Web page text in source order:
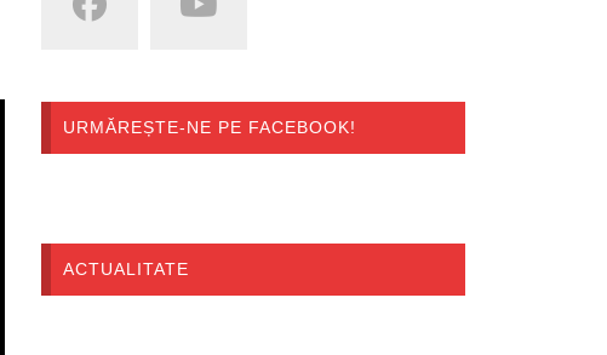
URMĂREȘTE-NE PE FACEBOOK!
ACTUALITATE